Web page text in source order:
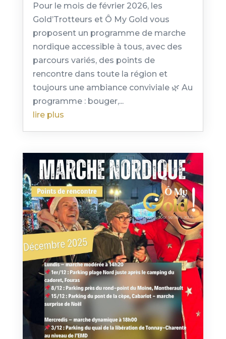
Pour le mois de février 2026, les
Gold’Trotteurs et Ô My Gold vous
proposent un programme de marche
nordique accessible à tous, avec des
parcours variés, des points de
rencontre dans toute la région et
toujours une ambiance conviviale 🌿 Au
programme : bouger,...
lire plus